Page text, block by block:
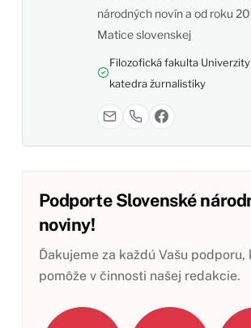
národných novín a od roku
Matice slovenskej
Filozofická fakulta
katedra žurnalistiky
Podporte Slovenské
noviny!
Ďakujeme za každú Vašu podporu,
pomôže v činnosti našej redakcie.